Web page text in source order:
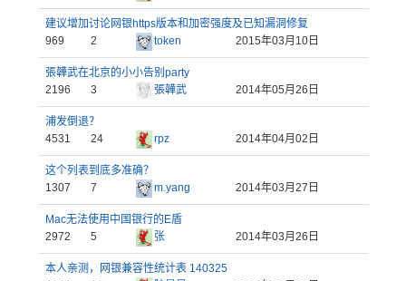
建议增加讨论网银https版本和加密强度及已知漏洞修复
969
2 token 2015年03月10日
張韡武在北京的小小告别party
2196
3 張韡武 2014年05月26日
浦发倒退？
4531
24 rpz 2014年04月02日
这个列表到底多准确？
1307
7 m.yang 2014年03月27日
Mac无法使用中国银行的E盾
2972
5 张 2014年03月26日
本人亲测，网银兼容性统计表 140325